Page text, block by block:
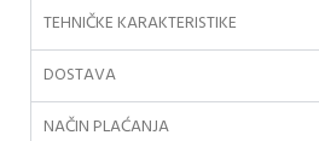
TEHNIČKE KARAKTERISTIKE
DOSTAVA
NAČIN PLAĆANJA